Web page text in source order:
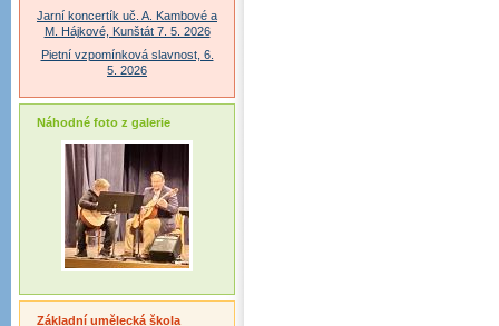
Jarní koncertík uč. A. Kambové a
M. Hájkové, Kunštát 7. 5. 2026
Pietní vzpomínková slavnost, 6.
5. 2026
Náhodné foto z galerie
Základní umělecká škola